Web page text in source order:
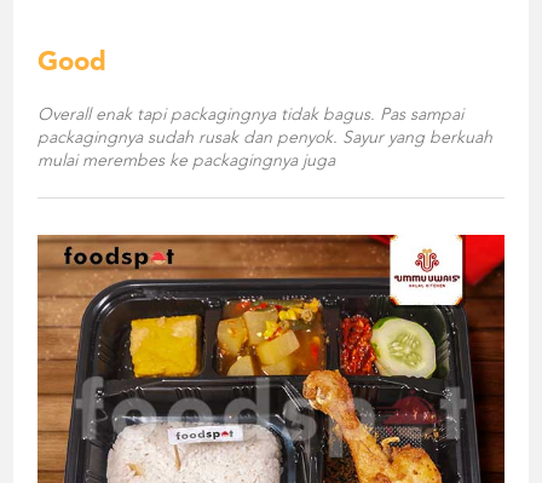
Good
Overall enak tapi packagingnya tidak bagus. Pas sampai
packagingnya sudah rusak dan penyok. Sayur yang berkuah
mulai merembes ke packagingnya juga